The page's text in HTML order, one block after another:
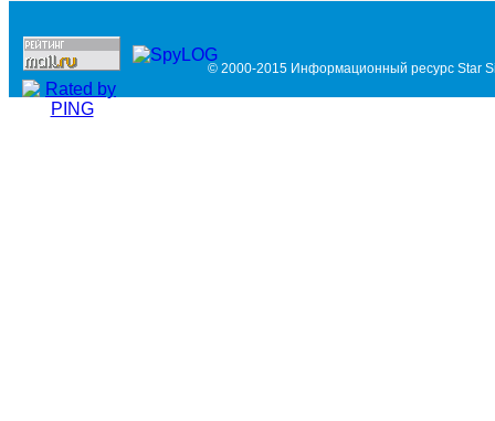
© 2000-2015 Информационный ресурс Star